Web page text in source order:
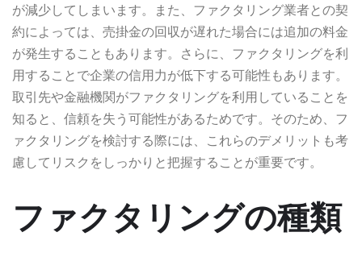
が減少してしまいます。また、ファクタリング業者との契
約によっては、売掛金の回収が遅れた場合には追加の料金
が発生することもあります。さらに、ファクタリングを利
用することで企業の信用力が低下する可能性もあります。
取引先や金融機関がファクタリングを利用していることを
知ると、信頼を失う可能性があるためです。そのため、フ
ァクタリングを検討する際には、これらのデメリットも考
慮してリスクをしっかりと把握することが重要です。
ファクタリングの種類